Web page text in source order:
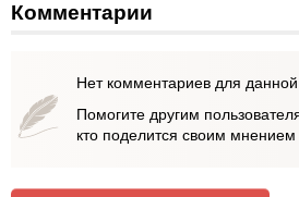
Комментарии
Нет комментариев для
Помогите другим
кто поделится своим мнением